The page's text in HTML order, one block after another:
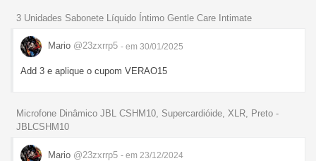
3 Unidades Sabonete Líquido Íntimo Gentle Care Intimate
Mario @23zxrrp5 - em 30/01/2025
Add 3 e aplique o cupom VERAO15
Microfone Dinâmico JBL CSHM10, Supercardióide, XLR, Preto -
JBLCSHM10
Mario @23zxrrp5 - em 23/12/2024